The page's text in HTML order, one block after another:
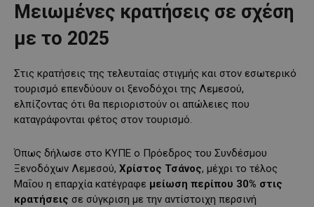
Μειωμένες κρατήσεις σε σχέση
με το 2025
Στις κρατήσεις της τελευταίας στιγμής και στον εσωτερικό
τουρισμό επενδύουν οι ξενοδόχοι της Λεμεσού,
ελπίζοντας ότι θα περιοριστούν οι απώλειες που
καταγράφονται φέτος στον τουρισμό.
Όπως δήλωσε στο ΚΥΠΕ ο Πρόεδρος του Συνδέσμου
Ξενοδόχων Λεμεσού, Χρίστος Τσάνος, μέχρι το τέλος
Μαΐου η επαρχία κατέγραφε μείωση περίπου 30% στις
κρατήσεις σε σύγκριση με την αντίστοιχη περσινή